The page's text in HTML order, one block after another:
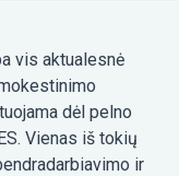
vis aktualesnė
dėl pelno
Vienas iš tokių
ir